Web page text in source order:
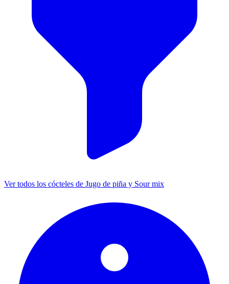
Ver todos los cócteles de Jugo de piña y Sour mix